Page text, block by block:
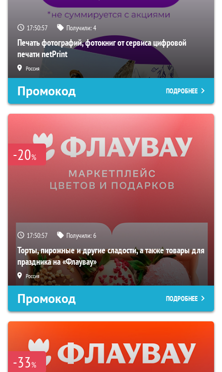
17:50:56 Получили:4
Печать фотографий, фотокниг от сервиса цифровой
печати netPrint
Россия
Промокод ПОДРОБНЕЕ
-20%
17:50:56 Получили:6
Торты, пирожные и другие сладости, а также товары для
праздника на «Флаувау»
Россия
Промокод ПОДРОБНЕЕ
-33%